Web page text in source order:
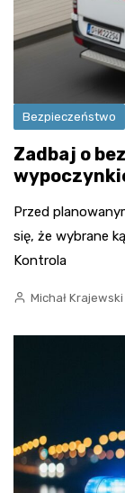
Bezpieczeństwo
Zadbaj o
Przed
się, że wybrane
Kontrola
Michał Krajewski